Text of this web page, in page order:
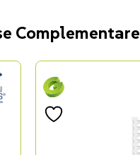
Complementare